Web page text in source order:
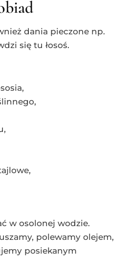
dania pieczone np.
się tu łosoś.
w osolonej wodzie.
polewamy olejem,
posiekanym